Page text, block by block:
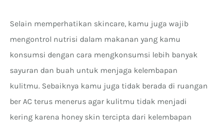
Selain memperhatikan skincare, kamu juga wajib
mengontrol nutrisi dalam makanan yang kamu
konsumsi dengan cara mengkonsumsi lebih banyak
sayuran dan buah untuk menjaga kelembapan
kulitmu. Sebaiknya kamu juga tidak berada di ruangan
ber AC terus menerus agar kulitmu tidak menjadi
kering karena honey skin tercipta dari kelembapan